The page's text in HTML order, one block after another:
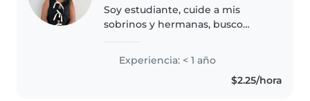
Soy estudiante, cuide a mis
sobrinos y hermanas, busco
Experiencia: < 1 año
$2.25/hora